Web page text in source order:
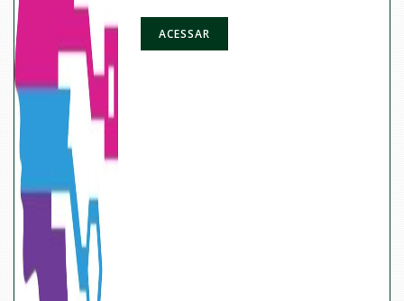
ACESSAR